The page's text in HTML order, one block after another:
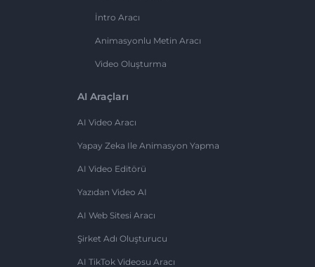
İntro Aracı
Animasyonlu Metin Aracı
Video Oluşturma
AI Araçları
AI Video Aracı
Yapay Zeka Ile Animasyon Yapma
AI Video Editörü
Yazıdan Video AI
AI Web Sitesi Aracı
Şirket Adı Oluşturucu
AI TikTok Videosu Aracı